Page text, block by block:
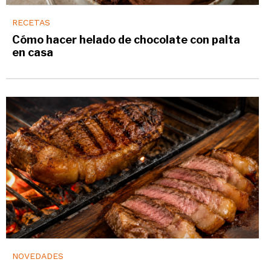
RECETAS
Cómo hacer helado de chocolate con palta
en casa
NOVEDADES